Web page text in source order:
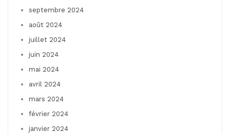
septembre 2024
août 2024
juillet 2024
juin 2024
mai 2024
avril 2024
mars 2024
février 2024
janvier 2024